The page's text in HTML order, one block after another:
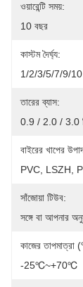
ওয়ারেন্টি সময়:
10 বছর
কাস্টম দৈর্ঘ্য:
1/2/3/5/7/9/10
তারের ব্যাস:
0.9 / 2.0 / 3.0
বাইরের খাপের
PVC, LSZH,
সাঁজোয়া টিউব:
সঙ্গে বা আপনার
কাজের
-25℃~+70℃